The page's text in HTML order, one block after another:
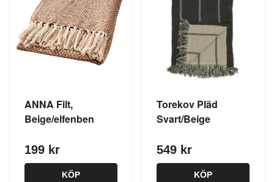
ANNA Filt,
Beige/elfenben
199 kr
KÖP
Torekov Pläd
Svart/Beige
549 kr
KÖP